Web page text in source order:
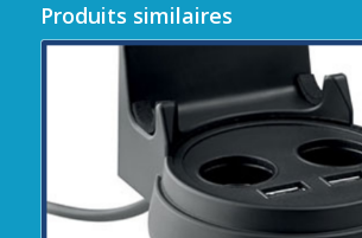
Produits similaires